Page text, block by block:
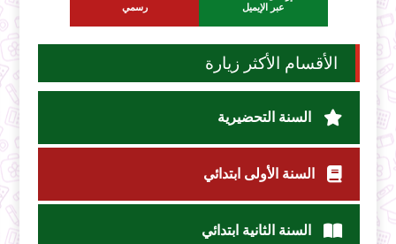
عبر الإيميل
رسمي
الأقسام الأكثر زيارة
السنة التحضيرية
السنة الأولى ابتدائي
السنة الثانية ابتدائي